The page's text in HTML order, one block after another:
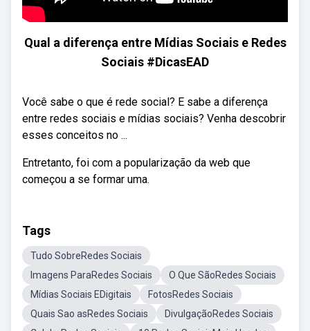
Qual a diferença entre Mídias Sociais e Redes
Sociais #DicasEAD
Você sabe o que é rede social? E sabe a diferença
entre redes sociais e mídias sociais? Venha descobrir
esses conceitos no ...
Entretanto, foi com a popularização da web que
começou a se formar uma.
Tags
Tudo SobreRedes Sociais
Imagens ParaRedes Sociais
O Que SãoRedes Sociais
Mídias Sociais EDigitais
FotosRedes Sociais
Quais Sao asRedes Sociais
DivulgaçãoRedes Sociais